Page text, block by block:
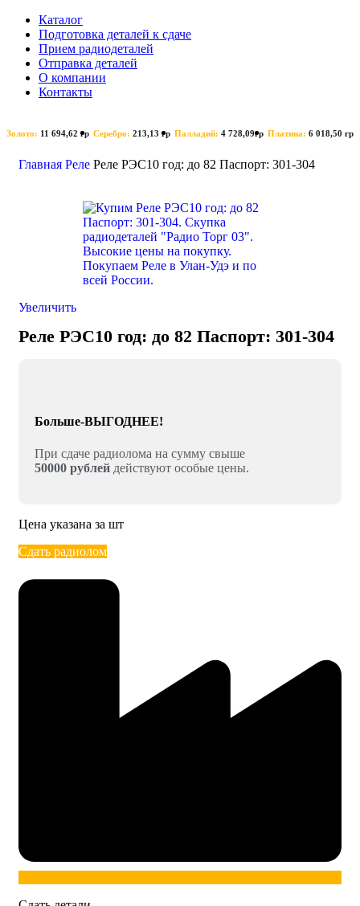
Каталог
Подготовка деталей к сдаче
Прием радиодеталей
Отправка деталей
О компании
Контакты
Золото: 11 694,62 гр Серебро: 213,13 гр Палладий: 4 728,09гр Платина: 6 018,50 гр
Поиск
Главная Реле Реле РЭС10 год: до 82 Паспорт: 301-304
Увеличить
Реле РЭС10 год: до 82 Паспорт: 301-304
Больше-ВЫГОДНЕЕ!
При сдаче радиолома на сумму свыше
50000 рублей действуют особые цены.
Цена указана за шт
Сдать радиолом